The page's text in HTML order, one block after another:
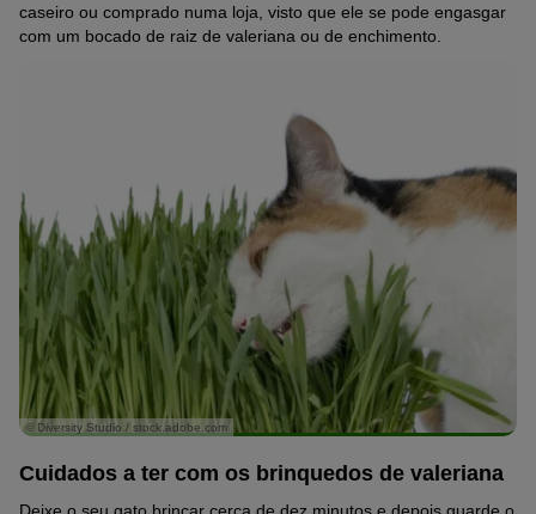
caseiro ou comprado numa loja, visto que ele se pode engasgar
com um bocado de raiz de valeriana ou de enchimento.
© Diversity Studio / stock.adobe.com
Cuidados a ter com os brinquedos de valeriana